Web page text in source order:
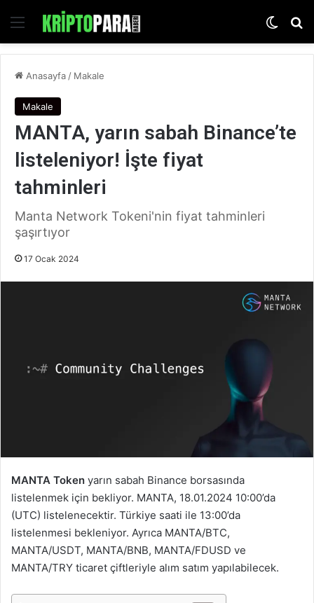
Menü Dış
Anasayfa/ Makale
Makale
MANTA, yarın sabah Binance’te
listeleniyor! İşte fiyat
tahminleri
Manta Network Tokeni'nin fiyat tahminleri
şaşırtıyor
17 Ocak 2024
MANTA Token yarın sabah Binance borsasında
listelenmek için bekliyor. MANTA, 18.01.2024 10:00’da
(UTC) listelenecektir. Türkiye saati ile 13:00’da
listelenmesi bekleniyor. Ayrıca MANTA/BTC,
MANTA/USDT, MANTA/BNB, MANTA/FDUSD ve
MANTA/TRY ticaret çiftleriyle alım satım yapılabilecek.